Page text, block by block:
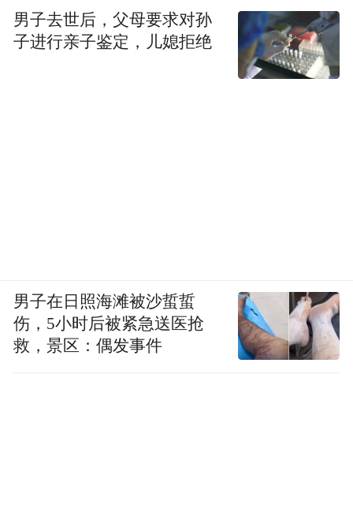
男子去世后，父母要求对孙
子进行亲子鉴定，儿媳拒绝
男子在日照海滩被沙蜇蜇
伤，5小时后被紧急送医抢
救，景区：偶发事件